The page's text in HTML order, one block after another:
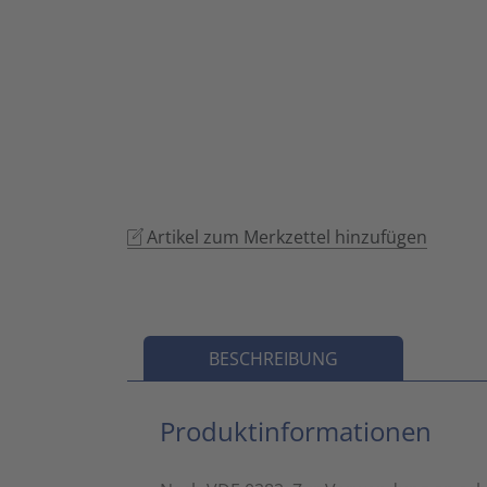
Artikel zum Merkzettel hinzufügen
BESCHREIBUNG
Produktinformationen